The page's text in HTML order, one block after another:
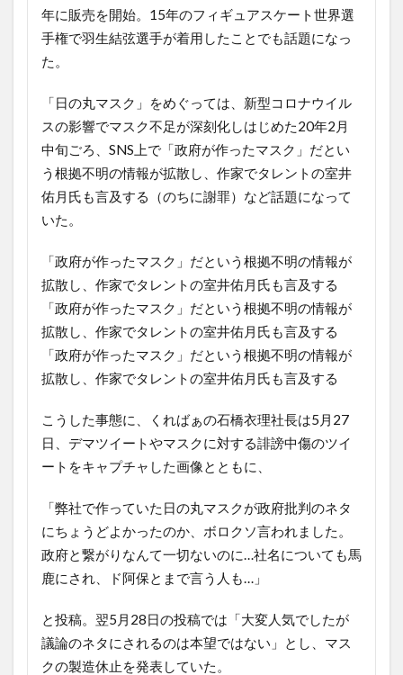
年に販売を開始。15年のフィギュアスケート世界選
手権で羽生結弦選手が着用したことでも話題になっ
た。
「日の丸マスク」をめぐっては、新型コロナウイル
スの影響でマスク不足が深刻化しはじめた20年2月
中旬ごろ、SNS上で「政府が作ったマスク」だとい
う根拠不明の情報が拡散し、作家でタレントの室井
佑月氏も言及する（のちに謝罪）など話題になって
いた。
「政府が作ったマスク」だという根拠不明の情報が
拡散し、作家でタレントの室井佑月氏も言及する
「政府が作ったマスク」だという根拠不明の情報が
拡散し、作家でタレントの室井佑月氏も言及する
「政府が作ったマスク」だという根拠不明の情報が
拡散し、作家でタレントの室井佑月氏も言及する
こうした事態に、くればぁの石橋衣理社長は5月27
日、デマツイートやマスクに対する誹謗中傷のツイ
ートをキャプチャした画像とともに、
「弊社で作っていた日の丸マスクが政府批判のネタ
にちょうどよかったのか、ボロクソ言われました。
政府と繋がりなんて一切ないのに…社名についても馬
鹿にされ、ド阿保とまで言う人も…」
と投稿。翌5月28日の投稿では「大変人気でしたが
議論のネタにされるのは本望ではない」とし、マス
クの製造休止を発表していた。